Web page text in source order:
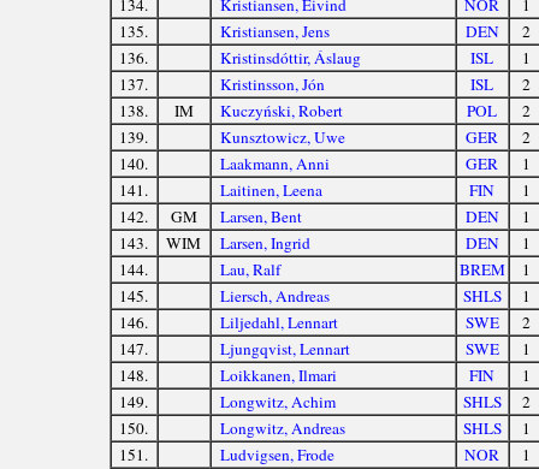
134. Kristiansen, Eivind NOR
1
135.
Kristiansen, Jens DEN
2
136.
Kristinsdóttir, Áslaug ISL
1
137.
Kristinsson, Jón ISL
2
138.
IM Kuczyński, Robert POL
2
139.
Kunsztowicz, Uwe GER
2
140.
Laakmann, Anni GER
1
141.
Laitinen, Leena FIN
1
142.
GM Larsen, Bent DEN
1
143.
WIM Larsen, Ingrid DEN
1
144.
Lau, Ralf BREM
1
145.
Liersch, Andreas SHLS
1
146.
Liljedahl, Lennart SWE
2
147.
Ljungqvist, Lennart SWE
1
148.
Loikkanen, Ilmari FIN
1
149.
Longwitz, Achim SHLS
2
150.
Longwitz, Andreas SHLS
1
151.
Ludvigsen, Frode NOR
1